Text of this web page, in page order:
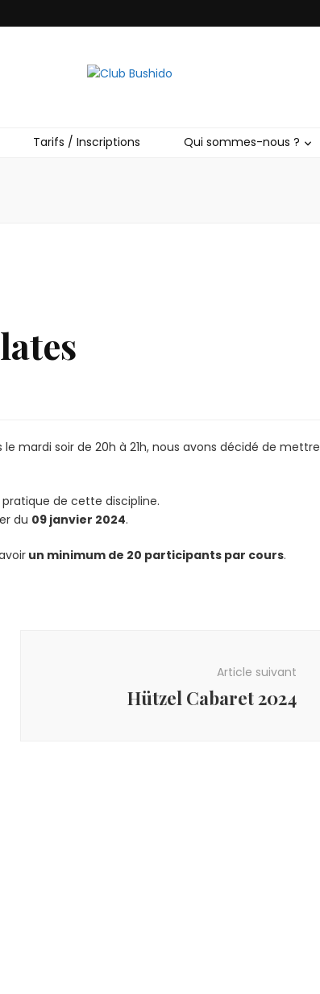
Tarifs / Inscriptions Qui sommes-nous ?
mardi soir de 20h à 21h, nous avons décidé de mettre
de cette discipline.
du 09 janvier 2024.
un minimum de 20 participants par cours.
Article suivant
Hützel Cabaret 2024